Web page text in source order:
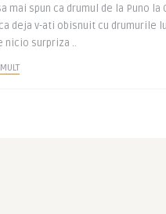
mai spun ca drumul de la Puno la
deja v-ati obisnuit cu drumurile
nicio surpriza ..